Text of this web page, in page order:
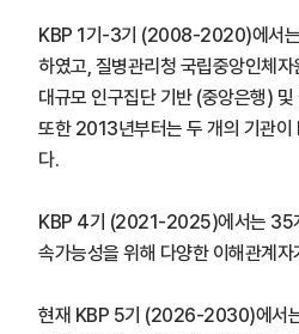
KBP 1기-3기 (2008-2020)에서는
하였고, 질병관리청 국립중앙인체
대규모 인구집단 기반 (중앙은행)
또한 2013년부터는 두 개의 기관이
다.
KBP 4기 (2021-2025)에서는 35개
속가능성을 위해 다양한 이해관계
현재 KBP 5기 (2026-2030)에서는